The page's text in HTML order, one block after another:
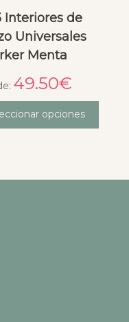
Interiores de
Universales
Menta
49.50€
opciones